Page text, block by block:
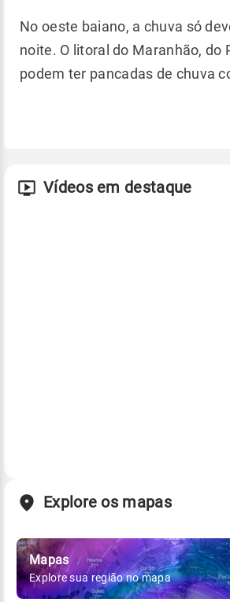
No oeste baiano, a chuva só
noite. O litoral do Maranhão, do
podem ter pancadas de
Vídeos em destaque
Explore os mapas
Mapas
Explore sua região no mapa